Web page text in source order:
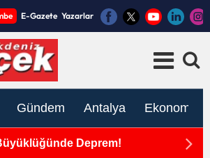
E-Gazete Yazarlar
Gündem Antalya Ekonomi
Deprem!